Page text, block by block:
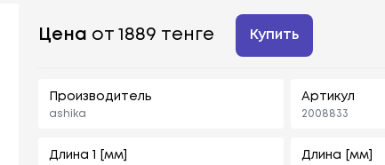
Цена от 1889 тенге Купить
Производитель
ashika
Артикул
2008833
Длина 1 [мм] Длина [мм]